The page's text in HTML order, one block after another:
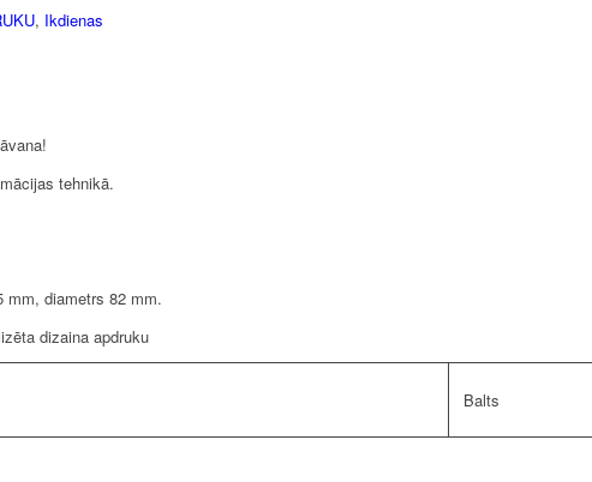
, Ikdienas
tehnikā.
mm, diametrs 82 mm.
dizaina apdruku
Balts